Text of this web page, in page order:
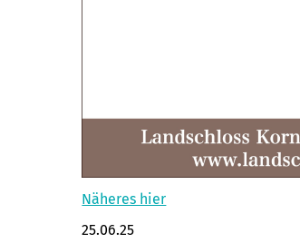
Näheres hier
25.06.25